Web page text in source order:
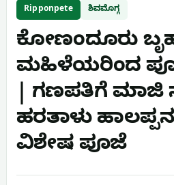
Ripponpete ಶಿವಮೊಗ್ಗ
ಕೋಣಂದೂರು
ಮಹಿಳೆಯರಿಂದ
| ಗಣಪತಿಗೆ ಮಾಜಿ
ಹರತಾಳು
ವಿಶೇಷ ಪೂಜೆ